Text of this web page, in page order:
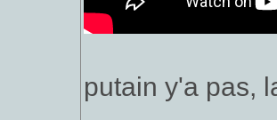
putain y'a pas,